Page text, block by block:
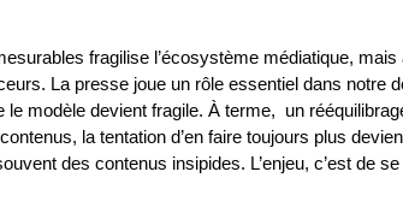
fragilise l’écosystème médiatique,
La presse joue un rôle essentiel dans notre
modèle devient fragile. À terme, un
la tentation d’en faire toujours plus
des contenus insipides. L’enjeu, c’est de